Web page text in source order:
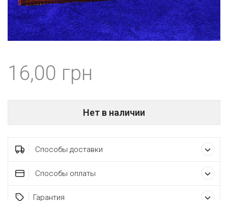
16,00
Нет в наличии
Способы доставки
Способы оплаты
Гарантия